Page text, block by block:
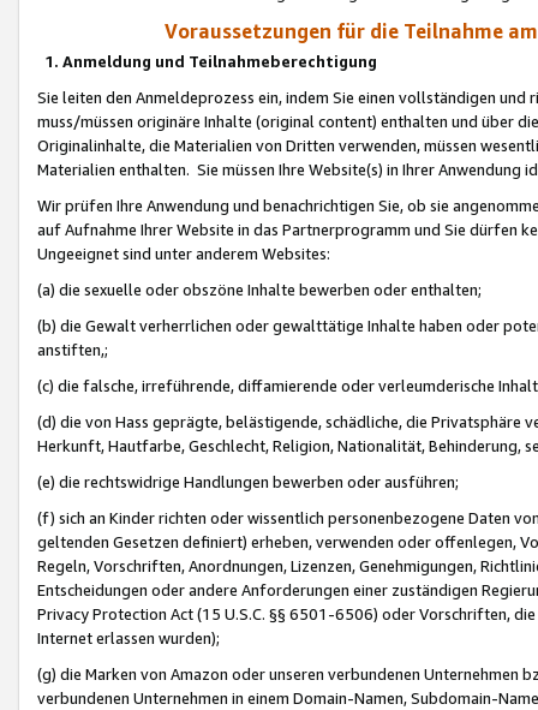
Voraussetzungen für die Teilnahme
1. Anmeldung und Teilnahmeberechtigung
Sie leiten den Anmeldeprozess ein, indem Sie einen vollständigen
muss/müssen originäre Inhalte (original content) enthalten und über
Originalinhalte, die Materialien von Dritten verwenden, müssen
Materialien enthalten. Sie müssen Ihre Website(s) in Ihrer Anwendung
Wir prüfen Ihre Anwendung und benachrichtigen Sie, ob sie
auf Aufnahme Ihrer Website in das Partnerprogramm und Sie dürfen
Ungeeignet sind unter anderem Websites:
(a) die sexuelle oder obszöne Inhalte bewerben oder enthalten;
(b) die Gewalt verherrlichen oder gewalttätige Inhalte haben oder
anstiften,;
(c) die falsche, irreführende, diffamierende oder verleumderische
(d) die von Hass geprägte, belästigende, schädliche, die Privatsphäre
Herkunft, Hautfarbe, Geschlecht, Religion, Nationalität, Behinderung,
(e) die rechtswidrige Handlungen bewerben oder ausführen;
(f) sich an Kinder richten oder wissentlich personenbezogene Daten
geltenden Gesetzen definiert) erheben, verwenden oder offenlegen,
Regeln, Vorschriften, Anordnungen, Lizenzen, Genehmigungen,
Entscheidungen oder andere Anforderungen einer zuständigen
Privacy Protection Act (15 U.S.C. §§ 6501-6506) oder Vorschriften,
Internet erlassen wurden);
(g) die Marken von Amazon oder unseren verbundenen Unternehmen
verbundenen Unternehmen in einem Domain-Namen, Subdomain-